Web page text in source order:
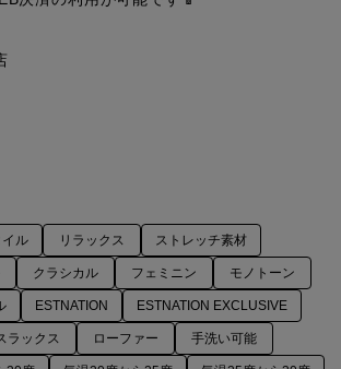
ル リラックス ストレッチ素材
クラシカル フェミニン モノトーン
ESTNATION ESTNATION EXCLUSIVE
ラックス ローファー 手洗い可能